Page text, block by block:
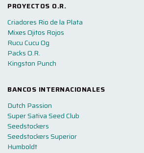
PROYECTOS O.R.
Criadores Rio de la Plata
Mixes Ojitos Rojos
Rucu Cucu Og
Packs O.R.
Kingston Punch
BANCOS INTERNACIONALES
Dutch Passion
Super Sativa Seed Club
Seedstockers
Seedstockers Superior
Humboldt